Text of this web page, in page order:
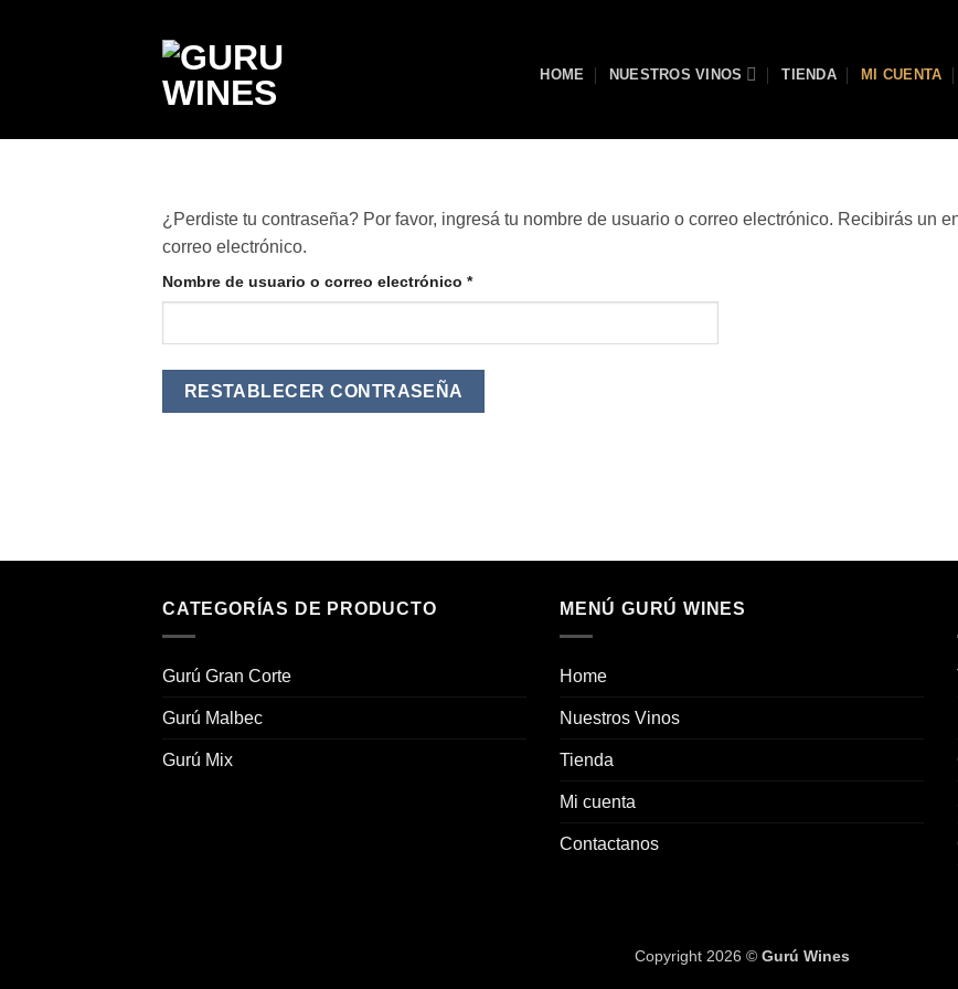
HOME NUESTROS VINOS TIENDA MI CUENTA
¿Perdiste tu contraseña? Por favor, ingresá tu nombre de usuario o correo electrónico. Recibirás un
correo electrónico.
Nombre de usuario o correo electrónico *Requerido
RESTABLECER CONTRASEÑA
CATEGORÍAS DE PRODUCTO
Gurú Gran Corte
Gurú Malbec
Gurú Mix
MENÚ GURÚ WINES
Home
Nuestros Vinos
Tienda
Mi cuenta
Contactanos
Copyright 2026 © Gurú Wines